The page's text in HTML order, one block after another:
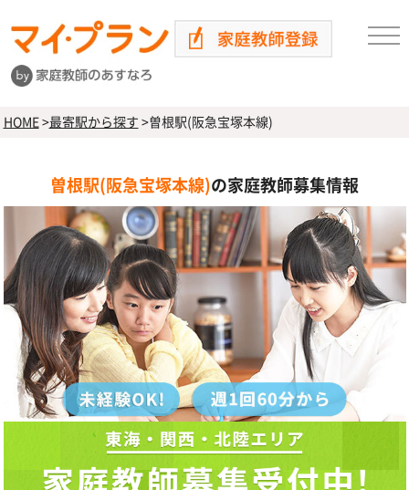
HOME>最寄駅から探す >曽根駅(阪急宝塚本線)
曽根駅(阪急宝塚本線)の家庭教師募集情報